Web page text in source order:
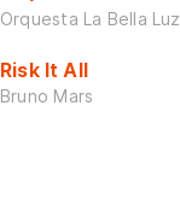
Orquesta La Bella Luz
Risk It All
Bruno Mars